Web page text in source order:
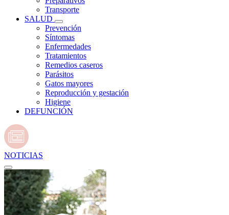
Transporte
SALUD
Prevención
Síntomas
Enfermedades
Tratamientos
Remedios caseros
Parásitos
Gatos mayores
Reproducción y gestación
Higiene
DEFUNCIÓN
NOTICIAS